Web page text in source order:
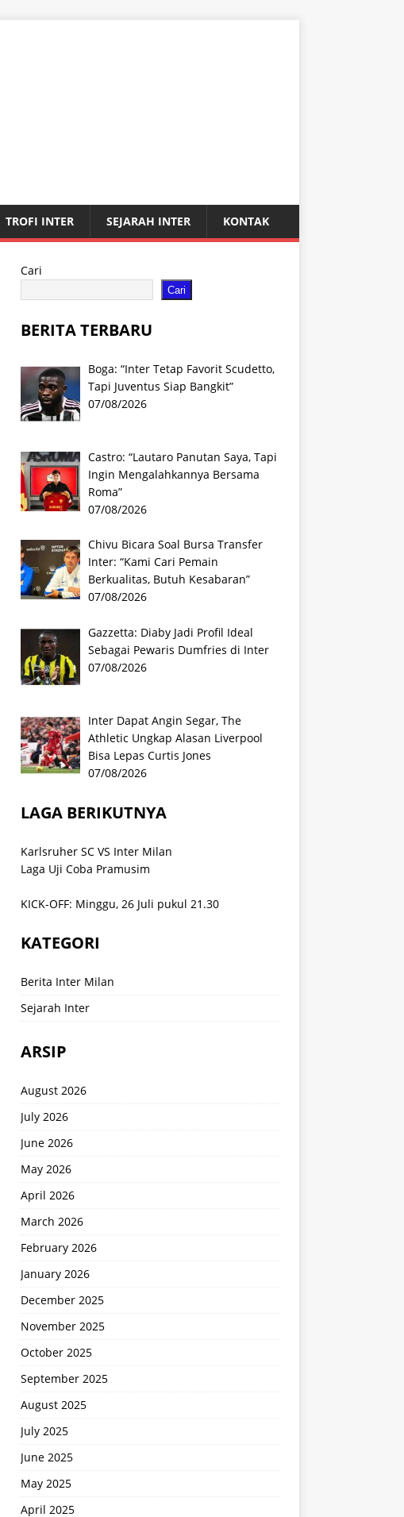
TROFI INTER SEJARAH INTER KONTAK
Cari
Cari
BERITA TERBARU
Boga: “Inter Tetap Favorit Scudetto,
Tapi Juventus Siap Bangkit”
07/08/2026
Castro: “Lautaro Panutan Saya, Tapi
Ingin Mengalahkannya Bersama
Roma”
07/08/2026
Chivu Bicara Soal Bursa Transfer
Inter: “Kami Cari Pemain
Berkualitas, Butuh Kesabaran”
07/08/2026
Gazzetta: Diaby Jadi Profil Ideal
Sebagai Pewaris Dumfries di Inter
07/08/2026
Inter Dapat Angin Segar, The
Athletic Ungkap Alasan Liverpool
Bisa Lepas Curtis Jones
07/08/2026
LAGA BERIKUTNYA
Karlsruher SC VS Inter Milan
Laga Uji Coba Pramusim
KICK-OFF: Minggu, 26 Juli pukul 21.30
KATEGORI
Berita Inter Milan
Sejarah Inter
ARSIP
August 2026
July 2026
June 2026
May 2026
April 2026
March 2026
February 2026
January 2026
December 2025
November 2025
October 2025
September 2025
August 2025
July 2025
June 2025
May 2025
April 2025